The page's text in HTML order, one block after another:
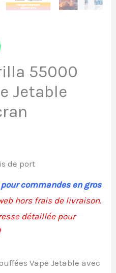
55000
Jetable
de port
commandes en gros
hors frais de livraison.
détaillée pour
Vape Jetable avec